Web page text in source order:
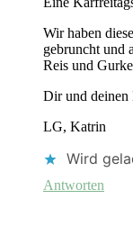
Wir haben
gebruncht und
Reis und
Dir und deinen
LG, Katrin
Wird
Antworten